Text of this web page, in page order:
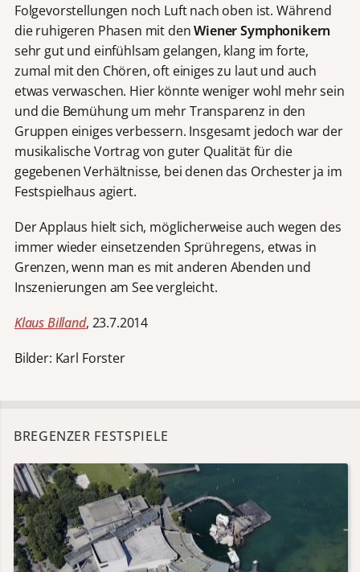
Folgevorstellungen noch Luft nach oben ist. Während
die ruhigeren Phasen mit denWiener Symphonikern
sehr gut und einfühlsam gelangen, klang im forte,
zumal mit den Chören, oft einiges zu laut und auch
etwas verwaschen. Hier könnte weniger wohl mehr sein
und die Bemühung um mehr Transparenz in den
Gruppen einiges verbessern. Insgesamt jedoch war der
musikalische Vortrag von guter Qualität für die
gegebenen Verhältnisse, bei denen das Orchester ja im
Festspielhaus agiert.
Der Applaus hielt sich, möglicherweise auch wegen des
immer wieder einsetzenden Sprühregens, etwas in
Grenzen, wenn man es mit anderen Abenden und
Inszenierungen am See vergleicht.
Klaus Billand, 23.7.2014
Bilder: Karl Forster
BREGENZER FESTSPIELE